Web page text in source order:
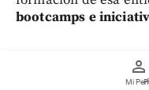
person
Mi
bootcamps e